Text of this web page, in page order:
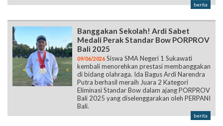
berita
Banggakan Sekolah! Ardi Sabet
Medali Perak Standar Bow PORPROV
Bali 2025
09/06/2026 Siswa SMA Negeri 1 Sukawati
kembali menorehkan prestasi membanggakan
di bidang olahraga. Ida Bagus Ardi Narendra
Putra berhasil meraih Juara 2 Kategori
Eliminasi Standar Bow dalam ajang PORPROV
Bali 2025 yang diselenggarakan oleh PERPANI
Bali.
berita